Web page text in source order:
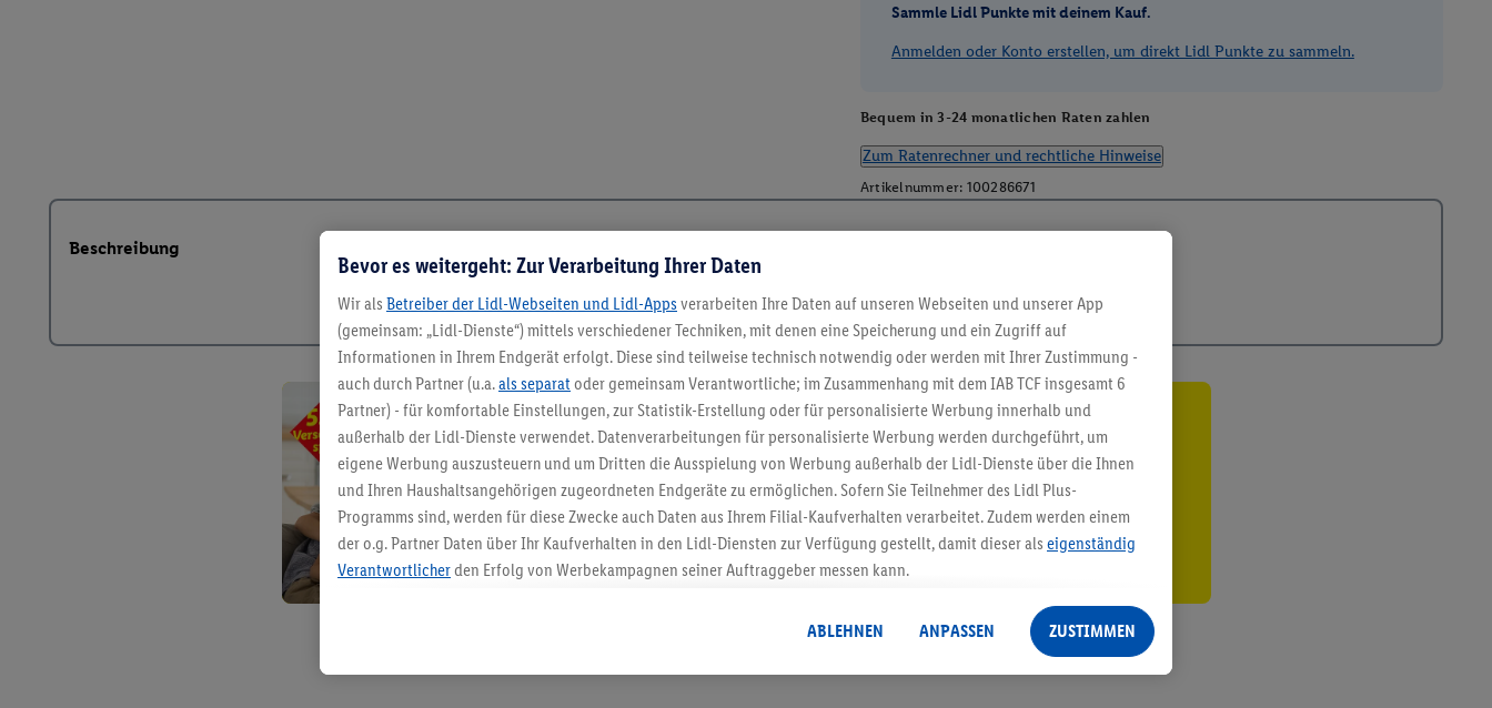
Sammle Lidl Punkte mit deinem Kauf.
Anmelden oder Konto erstellen, um direkt Lidl Punkte zu sammeln.
Bequem in 3-24 monatlichen Raten zahlen
Zum Ratenrechner und rechtliche Hinweise
Artikelnummer: 100286671
Beschreibung
5.95 € Versand sparen³²ᵃ
Jetzt zum Newsletter anmelden
Gutschein sichern!
Bevor es weitergeht: Zur Verarbeitung Ihrer Daten
Wir als Betreiber der Lidl-Webseiten und Lidl-Apps verarbeiten Ihre Daten auf unseren Webseiten und unserer App
(gemeinsam: „Lidl-Dienste“) mittels verschiedener Techniken, mit denen eine Speicherung und ein Zugriff auf
Informationen in Ihrem Endgerät erfolgt. Diese sind teilweise technisch notwendig oder werden mit Ihrer Zustimmung -
auch durch Partner (u.a.als separat oder gemeinsam Verantwortliche; im Zusammenhang mit dem IAB TCF insgesamt 6
Partner) - für komfortable Einstellungen, zur Statistik-Erstellung oder für personalisierte Werbung innerhalb und
außerhalb der Lidl-Dienste verwendet. Datenverarbeitungen für personalisierte Werbung werden durchgeführt, um
eigene Werbung auszusteuern und um Dritten die Ausspielung von Werbung außerhalb der Lidl-Dienste über die Ihnen
und Ihren Haushaltsangehörigen zugeordneten Endgeräte zu ermöglichen. Sofern Sie Teilnehmer des Lidl Plus-
Programms sind, werden für diese Zwecke auch Daten aus Ihrem Filial-Kaufverhalten verarbeitet. Zudem werden einem
der o.g. Partner Daten über Ihr Kaufverhalten in den Lidl-Diensten zur Verfügung gestellt, damit dieser als eigenständig
Verantwortlicherden Erfolg von Werbekampagnen seiner Auftraggeber messen kann.
angereicherten Profilen. Dies umfasst die Zusammenführung von Daten (z.B. über Ihre Nutzung der Lidl-Dienste, Ihr
Kaufverhalten in den Lidl-Diensten, Informationen aus Ihrem Kundenkonto - z.B. Alter oder Geschlecht - sowie Ihre
genauen Standortdaten) auch über verschiedene Endgeräte und Lidl-Dienste hinweg einschließlich dem Speichern von
ABLEHNEN ANPASSEN ZUSTIMMEN